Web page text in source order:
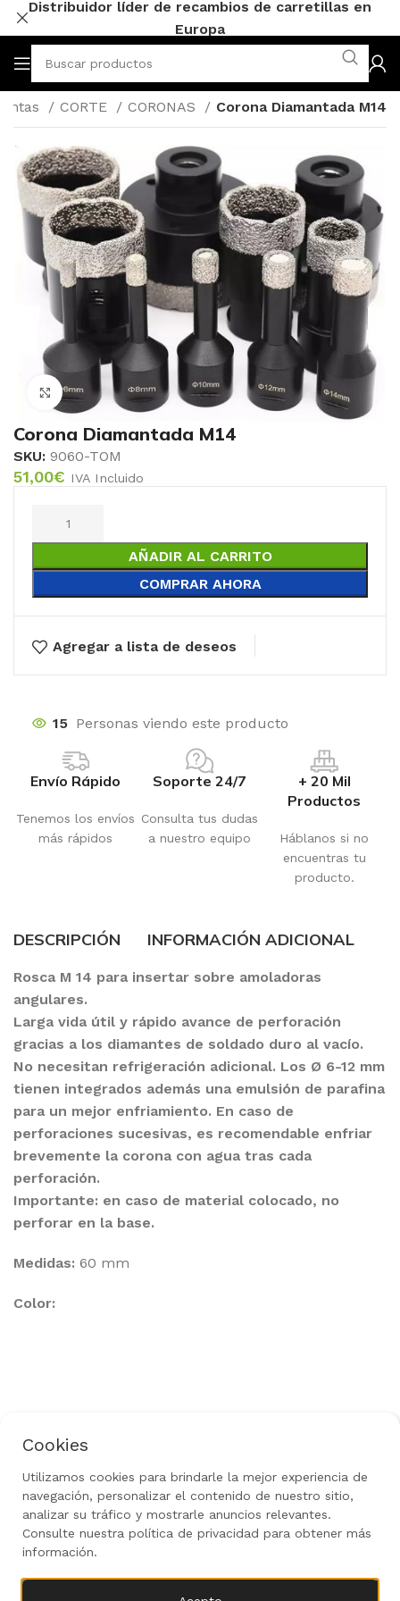
CORTE CORONAS Corona Diamantada M14
Click to enlarge
Corona Diamantada M14
SKU: 9060-TOM
51,00€ IVA Incluido
AÑADIR AL CARRITO
COMPRAR AHORA
Agregar a lista de deseos
15 Personas viendo este producto
Envío Rápido
Tenemos los envíos
más rápidos
Soporte 24/7
Consulta tus dudas
a nuestro equipo
+ 20 Mil
Productos
Háblanos si no
encuentras tu
producto.
DESCRIPCIÓN INFORMACIÓN ADICIONAL
Rosca M 14 para insertar sobre amoladoras
angulares.
Larga vida útil y rápido avance de perforación
gracias a los diamantes de soldado duro al vacío.
No necesitan refrigeración adicional. Los Ø 6-12 mm
tienen integrados además una emulsión de parafina
para un mejor enfriamiento. En caso de
perforaciones sucesivas, es recomendable enfriar
brevemente la corona con agua tras cada
perforación.
Importante: en caso de material colocado, no
perforar en la base.
Medidas: 60 mm
Color:
Política de Privacidad
Política de Devoluciones
Rediseñado porgow.tech|Todos los derechos
reservados 2024
Distribuidor líder de recambios de carretillas en
Europa
51,00
Cookies
Utilizamos cookies para brindarle la mejor experiencia de
navegación, personalizar el contenido de nuestro sitio,
analizar su tráfico y mostrarle anuncios relevantes.
Consulte nuestra política de privacidad para obtener más
información.